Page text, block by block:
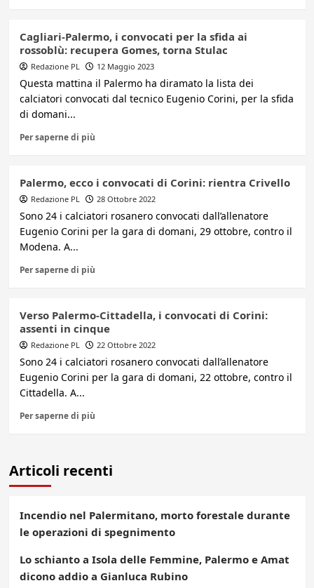
Cagliari-Palermo, i convocati per la sfida ai
rossoblù: recupera Gomes, torna Stulac
Redazione PL 12 Maggio 2023
Questa mattina il Palermo ha diramato la lista dei
calciatori convocati dal tecnico Eugenio Corini, per la sfida
di domani...
Per saperne di più
Palermo, ecco i convocati di Corini: rientra Crivello
Redazione PL 28 Ottobre 2022
Sono 24 i calciatori rosanero convocati dall’allenatore
Eugenio Corini per la gara di domani, 29 ottobre, contro il
Modena. A...
Per saperne di più
Verso Palermo-Cittadella, i convocati di Corini:
assenti in cinque
Redazione PL 22 Ottobre 2022
Sono 24 i calciatori rosanero convocati dall’allenatore
Eugenio Corini per la gara di domani, 22 ottobre, contro il
Cittadella. A...
Per saperne di più
Articoli recenti
Incendio nel Palermitano, morto forestale durante
le operazioni di spegnimento
Lo schianto a Isola delle Femmine, Palermo e Amat
dicono addio a Gianluca Rubino